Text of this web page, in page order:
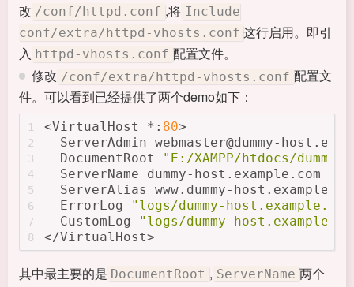
改 /conf/httpd.conf ,将 Include
conf/extra/httpd-vhosts.conf 这行启用。即引
入 httpd-vhosts.conf 配置文件。
修改 /conf/extra/httpd-vhosts.conf 配置文
件。可以看到已经提供了两个demo如下：
1
2
3
4
5
6
7
8
<VirtualHost *: 80>
  ServerAdmin webmaster@dummy-host
  DocumentRoot
"E:/XAMPP/htdocs/
  ServerName dummy-host
.example .com
  ServerAlias www
.dummy-host .example
  ErrorLog
"logs/dummy-
  CustomLog
"logs/dummy-
</VirtualHost>
其中最主要的是 DocumentRoot , ServerName 两个